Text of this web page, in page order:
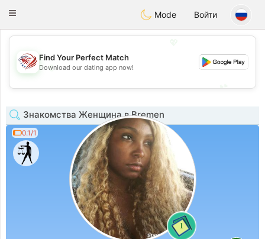
Dating
Toggle
Mode Войти
💖
💕
Find Your Perfect Match
Download our dating app now!
Знакомства Женщина в Bremen
0.1/1
1